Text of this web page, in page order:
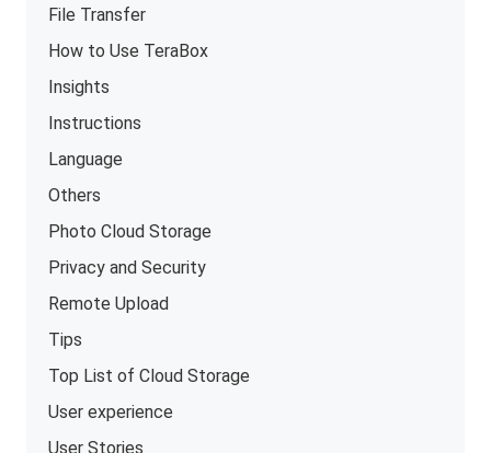
File Transfer
How to Use TeraBox
Insights
Instructions
Language
Others
Photo Cloud Storage
Privacy and Security
Remote Upload
Tips
Top List of Cloud Storage
User experience
User Stories